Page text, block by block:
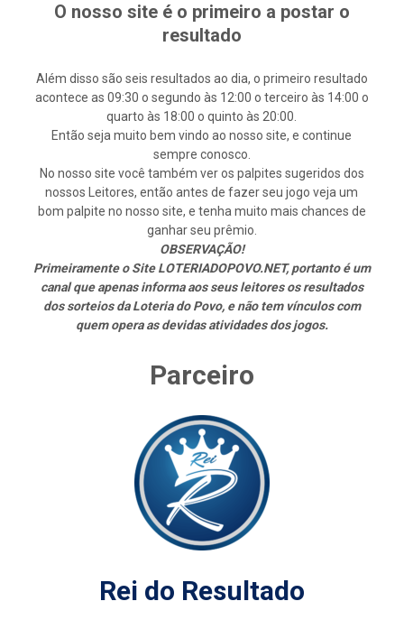
O nosso site é o primeiro a postar o
resultado
Além disso são seis resultados ao dia, o primeiro resultado
acontece as 09:30 o segundo às 12:00 o terceiro às 14:00 o
quarto às 18:00 o quinto às 20:00.
Então seja muito bem vindo ao nosso site, e continue
sempre conosco.
No nosso site você também ver os palpites sugeridos dos
nossos Leitores, então antes de fazer seu jogo veja um
bom palpite no nosso site, e tenha muito mais chances de
ganhar seu prêmio.
OBSERVAÇÃO!
Primeiramente o Site LOTERIADOPOVO.NET, portanto é um
canal que apenas informa aos seus leitores os resultados
dos sorteios da Loteria do Povo, e não tem vínculos com
quem opera as devidas atividades dos jogos.
Parceiro
Rei do Resultado